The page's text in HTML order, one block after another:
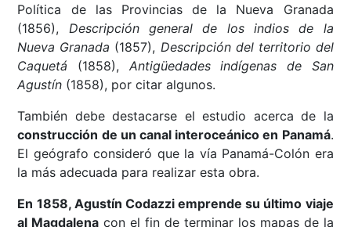
Política de las Provincias de la Nueva Granada
(1856), Descripción general de los indios de la
Nueva Granada (1857), Descripción del territorio del
Caquetá (1858), Antigüedades indígenas de San
Agustín (1858), por citar algunos.
También debe destacarse el estudio acerca de la
construcción de un canal interoceánico en Panamá.
El geógrafo consideró que la vía Panamá-Colón era
la más adecuada para realizar esta obra.
En 1858, Agustín Codazzi emprende su último viaje
al Magdalena con el fin de terminar los mapas de la